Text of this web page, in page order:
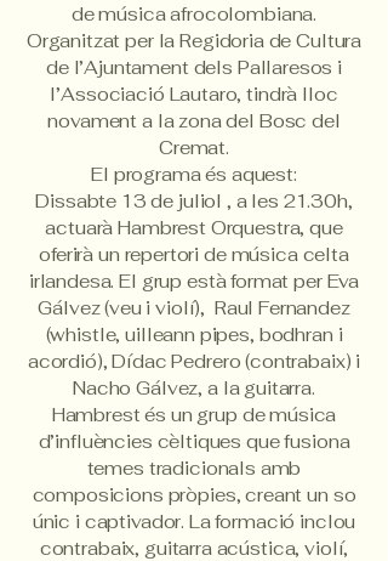
de música afrocolombiana.
Organitzat per la Regidoria de Cultura
de l’Ajuntament dels Pallaresos i
l’Associació Lautaro, tindrà lloc
novament a la zona del Bosc del
Cremat.
El programa és aquest:
Dissabte 13 de juliol , a les 21.30h,
actuarà Hambrest Orquestra, que
oferirà un repertori de música celta
irlandesa. El grup està format per Eva
Gálvez (veu i violí), Raul Fernandez
(whistle, uilleann pipes, bodhran i
acordió), Dídac Pedrero (contrabaix) i
Nacho Gálvez, a la guitarra.
Hambrest és un grup de música
d’influències cèltiques que fusiona
temes tradicionals amb
composicions pròpies, creant un so
únic i captivador. La formació inclou
contrabaix, guitarra acústica, violí,